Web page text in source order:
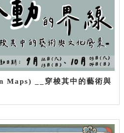
Maps) __穿梭其中的藝術與